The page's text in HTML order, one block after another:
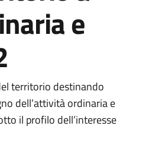
e
territorio destinando
dell’attività ordinaria e
il profilo dell’interesse